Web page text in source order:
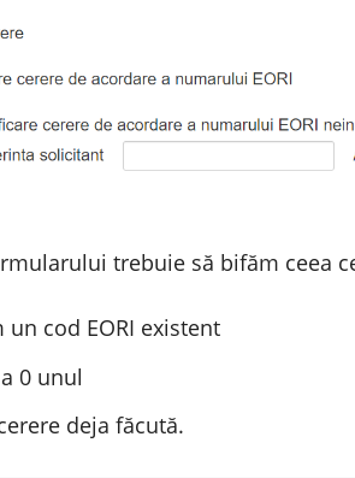
trebuie să bifăm ceea
cod EORI existent
0 unul
deja făcută.